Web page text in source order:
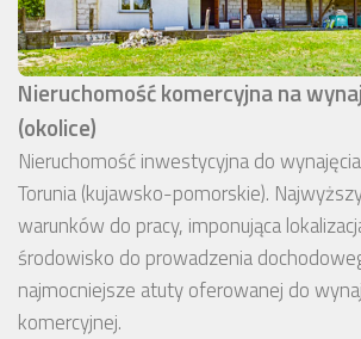
Nieruchomość komercyjna na
(okolice)
Nieruchomość inwestycyjna do
Torunia (kujawsko-pomorskie).
warunków do pracy, imponująca
środowisko do prowadzenia
najmocniejsze atuty oferowanej do
komercyjnej.